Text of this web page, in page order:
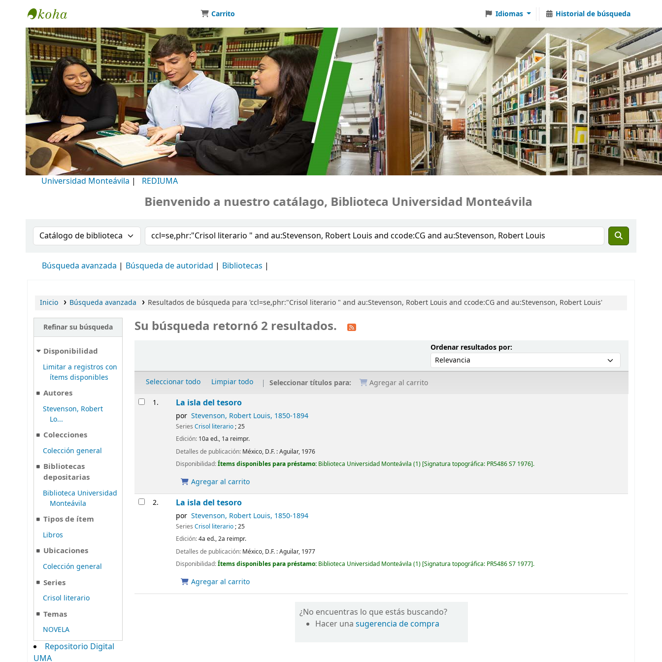
Biblioteca Universidad Monteávila
Carrito Idiomas Historial de búsqueda
Universidad Monteávila | REDIUMA
Bienvenido a nuestro catálago, Biblioteca Universidad Monteávila
Buscar en el catálogo por:Buscar en el catálogo
Búsqueda avanzada Búsqueda de autoridad Bibliotecas
Inicio Búsqueda avanzada Resultados de búsqueda para 'ccl=se,phr:"Crisol literario " and au:Stevenson, Robert Louis and ccode:CG and au:Stevenson, Robert Louis'
Refinar su búsqueda
Disponibilidad
Limitar a registros con
ítems disponibles
Autores
Stevenson, Robert
Lo...
Colecciones
Colección general
Bibliotecas
depositarias
Biblioteca Universidad
Monteávila
Tipos de ítem
Libros
Ubicaciones
Colección general
Series
Crisol literario
Temas
NOVELA
Repositorio Digital
UMA
Su búsqueda retornó 2 resultados.
Ordenar resultados por:Ordenar por:
Seleccionar todo Limpiar todo Seleccionar títulos para: Agregar al carrito
Resultados
1. La isla del tesoro
por Stevenson, Robert Louis, 1850-1894
SeriesCrisol literario; 25
Edición: 10a ed., 1a reimpr.
Detalles de publicación: México, D.F. :Aguilar, 1976
Disponibilidad:Ítems disponibles para préstamo: Biblioteca Universidad Monteávila (1) Signatura topográfica: PR5486 S7 1976 .
Agregar al carrito
2. La isla del tesoro
por Stevenson, Robert Louis, 1850-1894
SeriesCrisol literario; 25
Edición:4a ed., 2a reimpr.
Detalles de publicación: México, D.F. :Aguilar, 1977
Disponibilidad:Ítems disponibles para préstamo: Biblioteca Universidad Monteávila (1) Signatura topográfica: PR5486 S7 1977 .
Agregar al carrito
¿No encuentras lo que estás buscando?
Hacer unasugerencia de compra